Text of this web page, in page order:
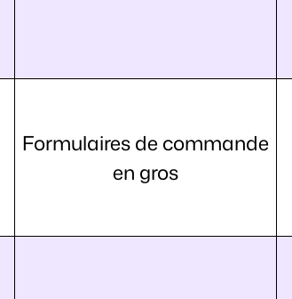
Formulaires de commande
en gros